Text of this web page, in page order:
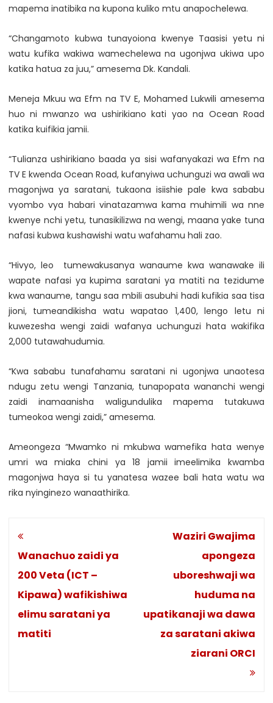
mapema inatibika na kupona kuliko mtu anapochelewa.
“Changamoto kubwa tunayoiona kwenye Taasisi yetu ni
watu kufika wakiwa wamechelewa na ugonjwa ukiwa upo
katika hatua za juu,” amesema Dk. Kandali.
Meneja Mkuu wa Efm na TV E, Mohamed Lukwili amesema
huo ni mwanzo wa ushirikiano kati yao na Ocean Road
katika kuifikia jamii.
“Tulianza ushirikiano baada ya sisi wafanyakazi wa Efm na
TV E kwenda Ocean Road, kufanyiwa uchunguzi wa awali wa
magonjwa ya saratani, tukaona isiishie pale kwa sababu
vyombo vya habari vinatazamwa kama muhimili wa nne
kwenye nchi yetu, tunasikilizwa na wengi, maana yake tuna
nafasi kubwa kushawishi watu wafahamu hali zao.
“Hivyo, leo tumewakusanya wanaume kwa wanawake ili
wapate nafasi ya kupima saratani ya matiti na tezidume
kwa wanaume, tangu saa mbili asubuhi hadi kufikia saa tisa
jioni, tumeandikisha watu wapatao 1,400, lengo letu ni
kuwezesha wengi zaidi wafanya uchunguzi hata wakifika
2,000 tutawahudumia.
“Kwa sababu tunafahamu saratani ni ugonjwa unaotesa
ndugu zetu wengi Tanzania, tunapopata wananchi wengi
zaidi inamaanisha waligundulika mapema tutakuwa
tumeokoa wengi zaidi,” amesema.
Ameongeza “Mwamko ni mkubwa wamefika hata wenye
umri wa miaka chini ya 18 jamii imeelimika kwamba
magonjwa haya si tu yanatesa wazee bali hata watu wa
rika nyinginezo wanaathirika.
Post
navigation
Wanachuo zaidi ya
200 Veta (ICT –
Kipawa) wafikishiwa
elimu saratani ya
matiti
Waziri Gwajima
apongeza
uboreshwaji wa
huduma na
upatikanaji wa dawa
za saratani akiwa
ziarani ORCI